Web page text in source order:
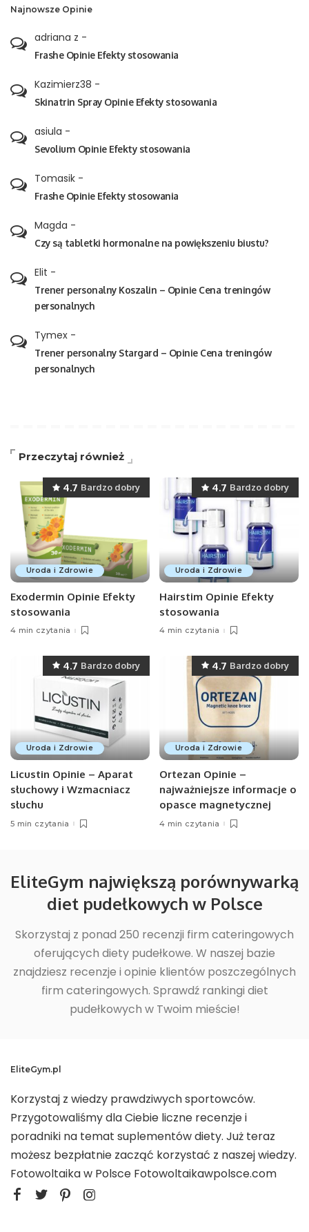
Najnowsze Opinie
adriana z -
Frashe Opinie Efekty stosowania
Kazimierz38 -
Skinatrin Spray Opinie Efekty stosowania
asiula -
Sevolium Opinie Efekty stosowania
Tomasik -
Frashe Opinie Efekty stosowania
Magda -
Czy są tabletki hormonalne na powiększeniu biustu?
Elit -
Trener personalny Koszalin – Opinie Cena treningów
personalnych
Tymex -
Trener personalny Stargard – Opinie Cena treningów
personalnych
Przeczytaj również
Uroda i Zdrowie
4.7 Bardzo dobry
Exodermin Opinie Efekty
stosowania
4 min czytania
Uroda i Zdrowie
4.7 Bardzo dobry
Hairstim Opinie Efekty
stosowania
4 min czytania
Uroda i Zdrowie
4.7 Bardzo dobry
Licustin Opinie – Aparat
słuchowy i Wzmacniacz
słuchu
5 min czytania
Uroda i Zdrowie
4.7 Bardzo dobry
Ortezan Opinie –
najważniejsze informacje o
opasce magnetycznej
4 min czytania
EliteGym największą porównywarką
diet pudełkowych w Polsce
Skorzystaj z ponad 250 recenzji firm cateringowych
oferujących diety pudełkowe. W naszej bazie
znajdziesz recenzje i opinie klientów poszczególnych
firm cateringowych. Sprawdź rankingi diet
pudełkowych w Twoim mieście!
EliteGym.pl
Korzystaj z wiedzy prawdziwych sportowców.
Przygotowaliśmy dla Ciebie liczne recenzje i
poradniki na temat suplementów diety. Już teraz
możesz bezpłatnie zacząć korzystać z naszej wiedzy.
Fotowoltaika w Polsce Fotowoltaikawpolsce.com